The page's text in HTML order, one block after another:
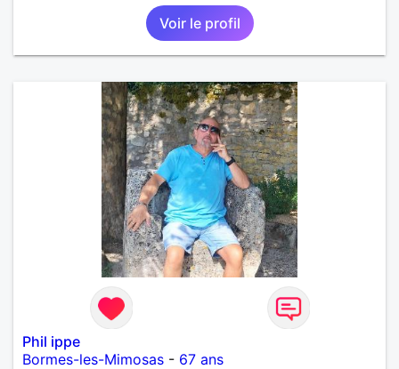
Voir le profil
Phil ippe
Bormes-les-Mimosas - 67 ans